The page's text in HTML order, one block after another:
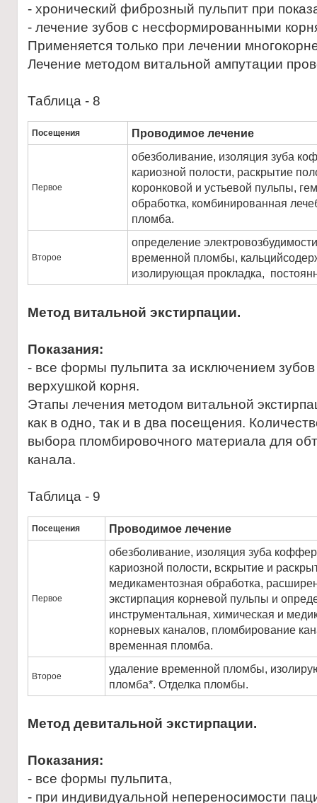
- хронический фиброзный пульпит при
- лечение зубов с несформированными
Применяется только при лечении
Лечение методом витальной ампутации
Таблица - 8
Посещения Проводимое лечение
Первое
обезболивание, изоляция зуба
кариозной полости, раскрытие
коронковой и устьевой пульпы,
обработка, комбинированная
пломба.
Второе
определение
временной пломбы,
изолирующая прокладка,
Метод витальной экстирпации.
Показания:
- все формы пульпита за исключением
верхушкой корня.
Этапы лечения методом витальной
как в одно, так и в два посещения.
выбора пломбировочного материала для
канала.
Таблица - 9
Посещения Проводимое лечение
Первое
обезболивание, изоляция зуба
кариозной полости, вскрытие и
медикаментозная обработка,
экстирпация корневой пульпы и
инструментальная, химическая и
корневых каналов, пломбирование
временная пломба.
Второе
удаление временной пломбы,
пломба*. Отделка пломбы.
Метод девитальной экстирпации.
Показания:
- все формы пульпита,
- при индивидуальной непереносимости